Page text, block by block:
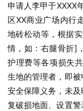
申请人李甲于XXXX
区XX商业广场内行
地砖松动等，根据
情，如：右腿骨折]
护理费等各项损失
生地的管理者，即
安全保障义务，未
复破损地面、设置